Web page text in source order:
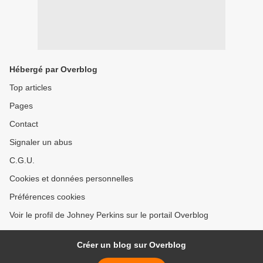
Hébergé par Overblog
Top articles
Pages
Contact
Signaler un abus
C.G.U.
Cookies et données personnelles
Préférences cookies
Voir le profil de Johney Perkins sur le portail Overblog
Créer un blog sur Overblog